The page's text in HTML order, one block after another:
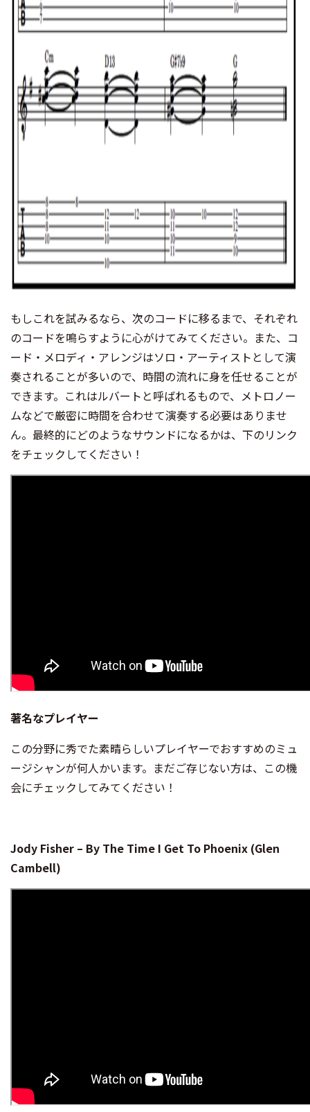
もしこれを試みるなら、次のコードに移るまで、それぞれ
のコードを鳴らすように心がけてみてください。また、コ
ード・メロディ・アレンジはソロ・アーティストとして演
奏されることが多いので、時間の流れに身を任せることが
できます。これはルバートと呼ばれるもので、メトロノー
ムなどで厳密に時間を合わせて演奏する必要はありませ
ん。最終的にどのようなサウンドになるかは、下のリンク
をチェックしてください！
著名なプレイヤー
この分野に秀でた素晴らしいプレイヤーでおすすめのミュ
ージシャンが何人かいます。まだご存じない方は、この機
会にチェックしてみてください！
Jody Fisher – By The Time I Get To Phoenix (Glen
Cambell)